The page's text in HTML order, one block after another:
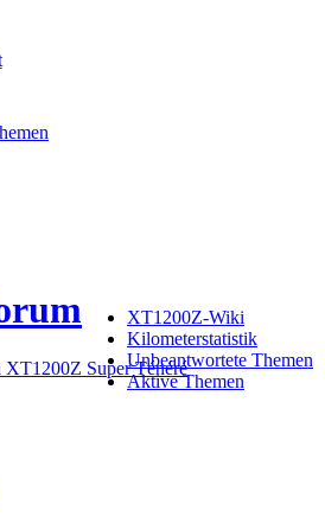
XT1200Z-Wiki
Kilometerstatistik
Unbeantwortete Themen
Aktive Themen
XT1200Z Super Ténéré